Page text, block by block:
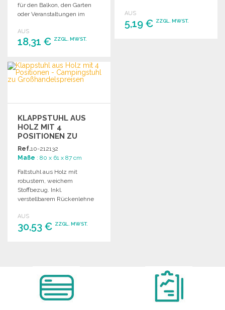
für den Balkon, den Garten
oder Veranstaltungen im
transportieren und zu
verstauen.
AUS
18,31 € ZZGL. MWST.
BESTELLEN
Angebot anfordern
Tragegriffen.
AUS
5,19 € ZZGL. MWST.
KLAPPSTUHL AUS
HOLZ MIT 4
POSITIONEN ZU
GROSSHANDELSPREISEN
Ref.10-212132
Maße : 80 x 61 x 87 cm
Faltstuhl aus Holz mit
robustem, weichem
Stoffbezug. Inkl.
verstellbarem Rückenlehne
optimalen Komfort.
AUS
30,53 € ZZGL. MWST.